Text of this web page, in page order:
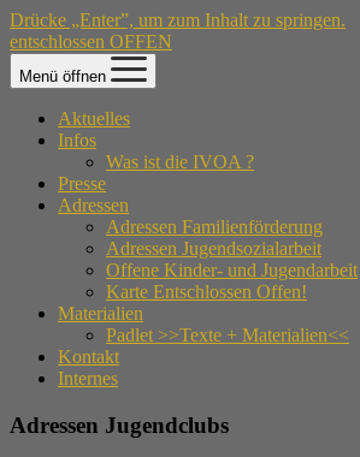
Drücke „Enter”, um zum Inhalt zu springen.
entschlossen OFFEN
Menü öffnen
Aktuelles
Infos
Was ist die IVOA ?
Presse
Adressen
Adressen Familienförderung
Adressen Jugendsozialarbeit
Offene Kinder- und Jugendarbeit
Karte Entschlossen Offen!
Materialien
Padlet >>Texte + Materialien<<
Kontakt
Internes
Adressen Jugendclubs